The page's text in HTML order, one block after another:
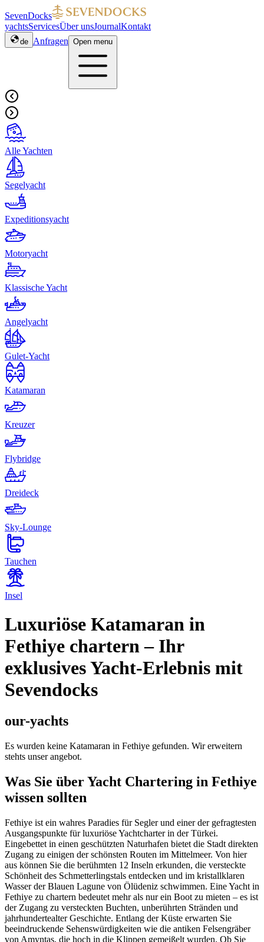
SevenDocks
yachtsServicesÜber unsJournalKontakt
de Anfragen Open menu
Alle Yachten
Segelyacht
Expeditionsyacht
Motoryacht
Klassische Yacht
Angelyacht
Gulet-Yacht
Katamaran
Kreuzer
Flybridge
Dreideck
Sky-Lounge
Tauchen
Insel
Luxuriöse Katamaran in
Fethiye chartern – Ihr
exklusives Yacht-Erlebnis mit
Sevendocks
our-yachts
Es wurden keine Katamaran in Fethiye gefunden. Wir erweitern
stehts unser angebot.
Was Sie über Yacht Chartering in Fethiye
wissen sollten
Fethiye ist ein wahres Paradies für Segler und einer der gefragtesten
Ausgangspunkte für luxuriöse Yachtcharter in der Türkei.
Eingebettet in einen geschützten Naturhafen bietet die Stadt direkten
Zugang zu einigen der schönsten Routen im Mittelmeer. Von hier
aus können Sie die berühmten 12 Inseln erkunden, die versteckte
Schönheit des Schmetterlingstals entdecken und im kristallklaren
Wasser der Blauen Lagune von Ölüdeniz schwimmen. Eine Yacht in
Fethiye zu chartern bedeutet mehr als nur ein Boot zu mieten – es ist
der Zugang zu versteckten Buchten, unberührten Stränden und
jahrhundertealter Geschichte. Entlang der Küste erwarten Sie
beeindruckende Sehenswürdigkeiten wie die antiken Felsengräber
von Amyntas, die hoch in die Klippen gemeißelt wurden. Ob Sie